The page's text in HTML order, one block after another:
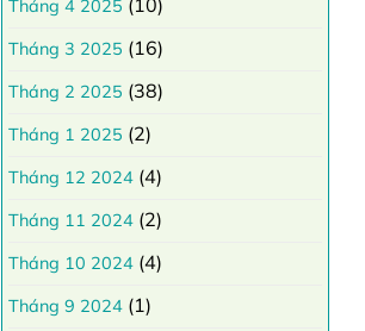
Tháng 4 2025 (10)
Tháng 3 2025 (16)
Tháng 2 2025 (38)
Tháng 1 2025 (2)
Tháng 12 2024 (4)
Tháng 11 2024 (2)
Tháng 10 2024 (4)
Tháng 9 2024 (1)